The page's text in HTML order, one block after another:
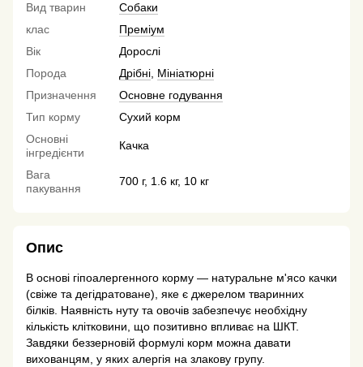
Вид тварин
Собаки
клас
Преміум
Вік
Дорослі
Порода
Дрібні Мініатюрні
Призначення
Основне годування
Тип корму
Сухий корм
Основні
інгредієнти
Качка
Вага
пакування
700 г, 1.6 кг, 10 кг
Опис
В основі гіпоалергенного корму — натуральне м'ясо качки
(свіже та дегідратоване), яке є джерелом тваринних
білків. Наявність нуту та овочів забезпечує необхідну
кількість клітковини, що позитивно впливає на ШКТ.
Завдяки беззерновій формулі корм можна давати
вихованцям, у яких алергія на злакову групу.